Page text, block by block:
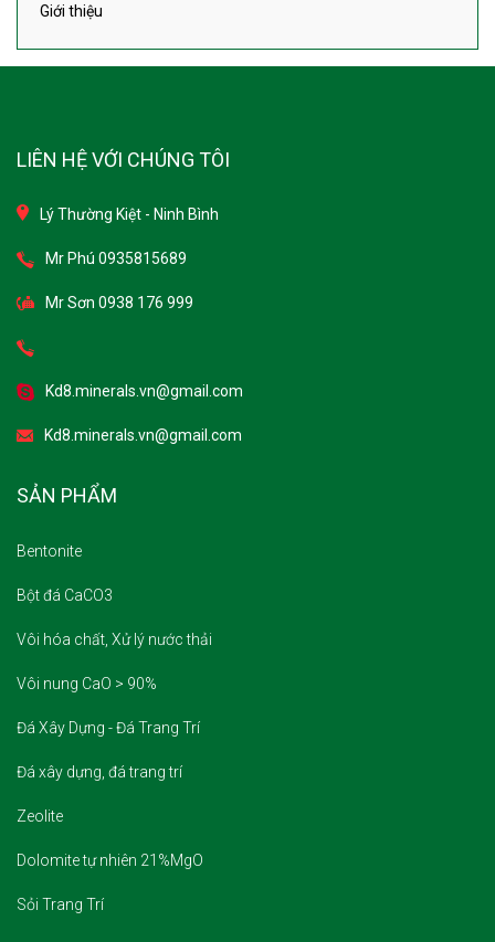
Giới thiệu
LIÊN HỆ VỚI CHÚNG TÔI
Lý Thường Kiệt - Ninh Bình
Mr Phú 0935815689
Mr Sơn 0938 176 999
Kd8.minerals.vn@gmail.com
Kd8.minerals.vn@gmail.com
SẢN PHẨM
Bentonite
Bột đá CaCO3
Vôi hóa chất, Xử lý nước thải
Vôi nung CaO > 90%
Đá Xây Dựng - Đá Trang Trí
Đá xây dựng, đá trang trí
Zeolite
Dolomite tự nhiên 21%MgO
Sỏi Trang Trí